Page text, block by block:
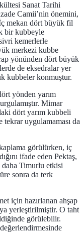
Sanat Tarihi
Camii’nin önemini,
mekan dört büyük fil
bir kubbeyle
kemerlerle
merkezi kubbe
yönünden dört büyük
de eksedralar yer
kubbeler konmuştur.
yönden yarım
Mimar
dört yarım kubbeli
tekrar uygulamaması da
görülürken, iç
ifade eden Pektaş,
daha Timurlu etkisi
sonra da terk
için hazırlanan ahşap
yerleştirilmiştir. O taht
görülebilir.